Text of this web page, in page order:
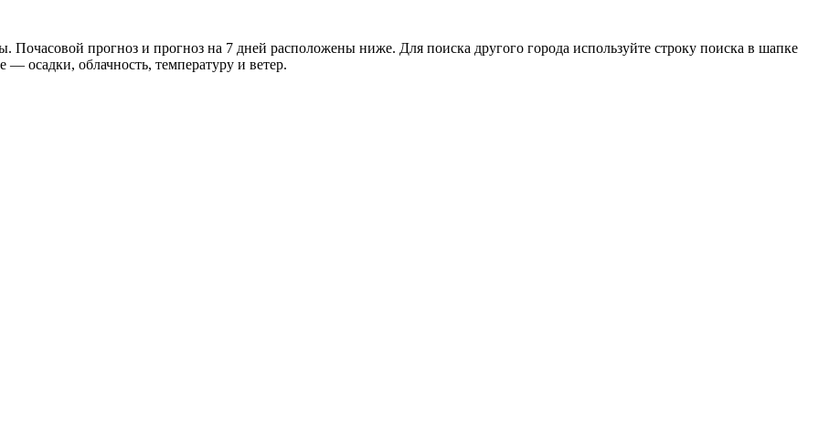
Почасовой прогноз и прогноз на 7 дней расположены ниже. Для поиска другого города используйте строку поиска в шапке
осадки, облачность, температуру и ветер.